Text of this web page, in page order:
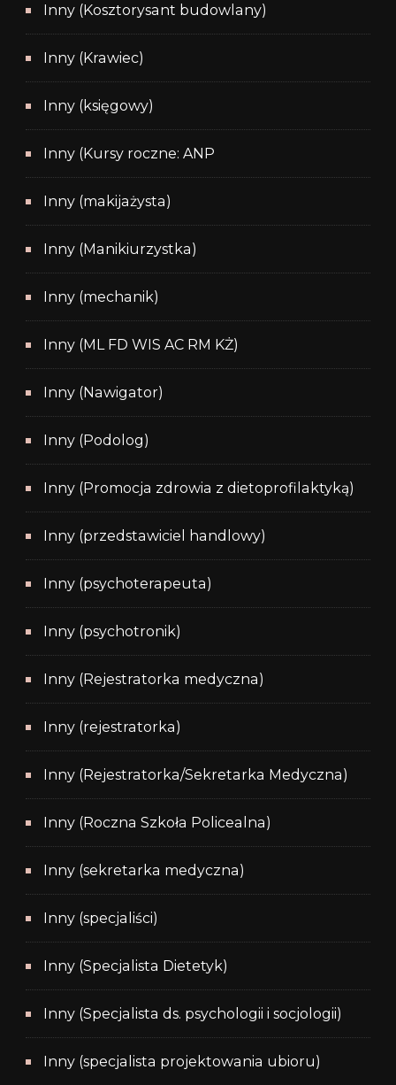
Inny (Kosztorysant budowlany)
Inny (Krawiec)
Inny (księgowy)
Inny (Kursy roczne: ANP
Inny (makijażysta)
Inny (Manikiurzystka)
Inny (mechanik)
Inny (ML FD WIS AC RM KŻ)
Inny (Nawigator)
Inny (Podolog)
Inny (Promocja zdrowia z dietoprofilaktyką)
Inny (przedstawiciel handlowy)
Inny (psychoterapeuta)
Inny (psychotronik)
Inny (Rejestratorka medyczna)
Inny (rejestratorka)
Inny (Rejestratorka/Sekretarka Medyczna)
Inny (Roczna Szkoła Policealna)
Inny (sekretarka medyczna)
Inny (specjaliści)
Inny (Specjalista Dietetyk)
Inny (Specjalista ds. psychologii i socjologii)
Inny (specjalista projektowania ubioru)